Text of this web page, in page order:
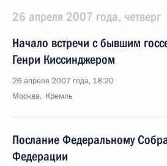
26 апреля 2007 года, четверг
Начало встречи с бывшим
Генри Киссинджером
26 апреля 2007 года, 18:20
Москва, Кремль
Послание Федеральному
Федерации